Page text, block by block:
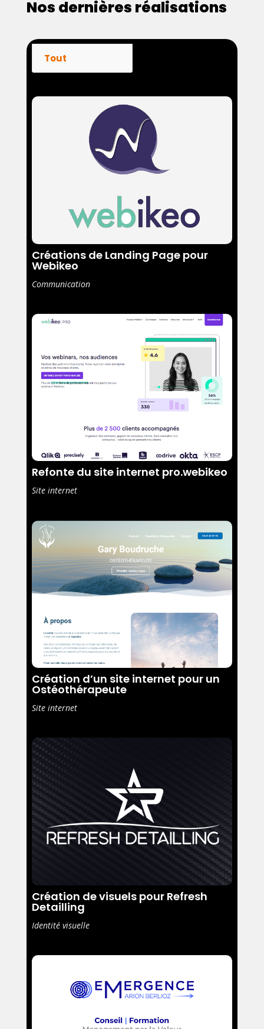
Nos dernières réalisations
Tout
Créations de Landing Page pour
Webikeo
Communication
Refonte du site internet pro.webikeo
Site internet
Création d’un site internet pour un
Ostéothérapeute
Site internet
Création de visuels pour Refresh
Detailling
Identité visuelle